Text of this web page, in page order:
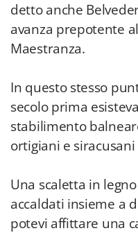
detto anche
avanza prepotente
Maestranza.
In questo stesso
secolo prima esisteva
stabilimento
ortigiani e
Una scaletta in
accaldati insieme a
potevi affittare una